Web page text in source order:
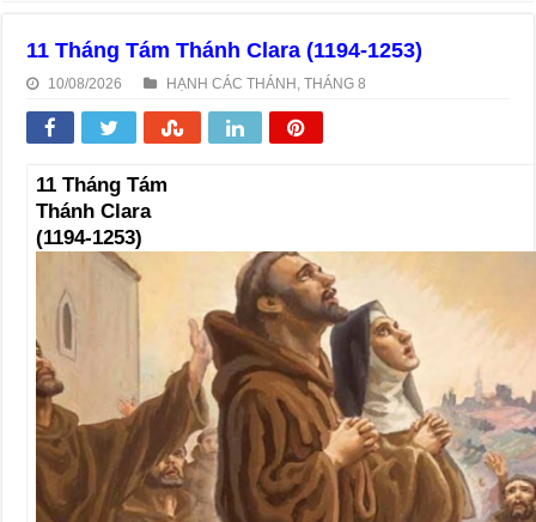
11 Tháng Tám Thánh Clara (1194-1253)
10/08/2026 HẠNH CÁC THÁNH ,THÁNG 8
11 Tháng Tám
Thánh Clara
(1194-1253)